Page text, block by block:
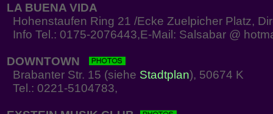
LA BUENA VIDA
Hohenstaufen Ring 21 /Ecke Zuelpicher Platz,
Info Tel.: 0175-2076443,E-Mail: Salsabar @
DOWNTOWN
Brabanter Str. 15 (siehe Stadtplan), 50674 K
Tel.: 0221-5104783,